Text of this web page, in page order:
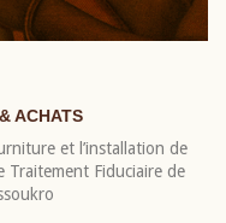
ACHATS
et l’installation de
Traitement Fiduciaire de